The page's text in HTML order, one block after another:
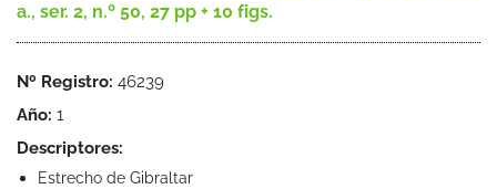
a., ser. 2, n.º 50, 27 pp + 10 figs.
Nº Registro: 46239
Año: 1
Descriptores:
Estrecho de Gibraltar